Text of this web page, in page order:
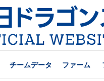
チームデータ ファーム